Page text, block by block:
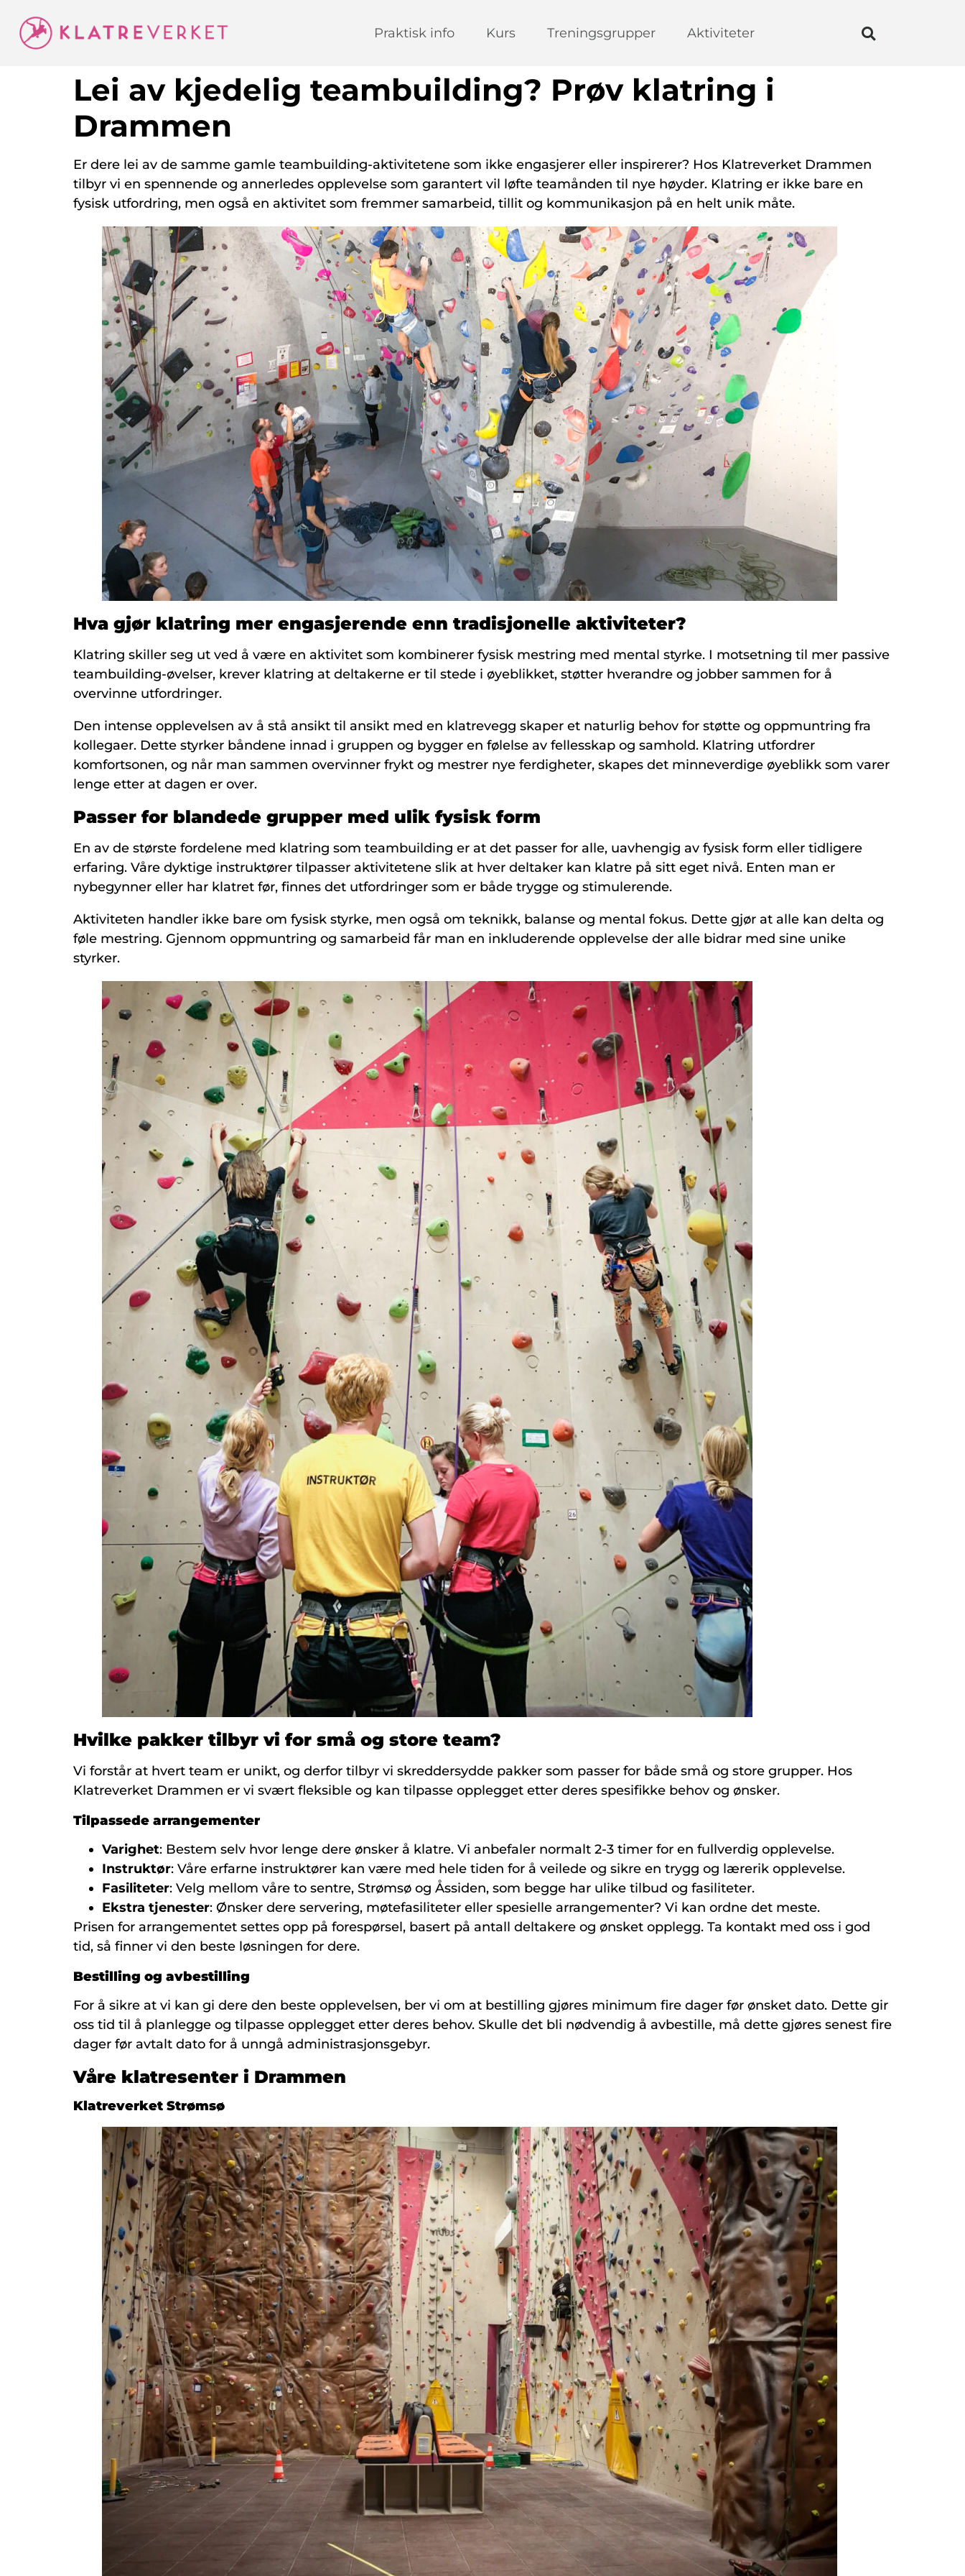
Praktisk info Kurs Treningsgrupper Aktiviteter
Lei av kjedelig teambuilding? Prøv klatring i
Drammen
Er dere lei av de samme gamle teambuilding-aktivitetene som ikke engasjerer eller inspirerer? Hos Klatreverket Drammen
tilbyr vi en spennende og annerledes opplevelse som garantert vil løfte teamånden til nye høyder. Klatring er ikke bare en
fysisk utfordring, men også en aktivitet som fremmer samarbeid, tillit og kommunikasjon på en helt unik måte.
Hva gjør klatring mer engasjerende enn tradisjonelle aktiviteter?
Klatring skiller seg ut ved å være en aktivitet som kombinerer fysisk mestring med mental styrke. I motsetning til mer passive
teambuilding-øvelser, krever klatring at deltakerne er til stede i øyeblikket, støtter hverandre og jobber sammen for å
overvinne utfordringer.
Den intense opplevelsen av å stå ansikt til ansikt med en klatrevegg skaper et naturlig behov for støtte og oppmuntring fra
kollegaer. Dette styrker båndene innad i gruppen og bygger en følelse av fellesskap og samhold. Klatring utfordrer
komfortsonen, og når man sammen overvinner frykt og mestrer nye ferdigheter, skapes det minneverdige øyeblikk som varer
lenge etter at dagen er over.
Passer for blandede grupper med ulik fysisk form
En av de største fordelene med klatring som teambuilding er at det passer for alle, uavhengig av fysisk form eller tidligere
erfaring. Våre dyktige instruktører tilpasser aktivitetene slik at hver deltaker kan klatre på sitt eget nivå. Enten man er
nybegynner eller har klatret før, finnes det utfordringer som er både trygge og stimulerende.
Aktiviteten handler ikke bare om fysisk styrke, men også om teknikk, balanse og mental fokus. Dette gjør at alle kan delta og
føle mestring. Gjennom oppmuntring og samarbeid får man en inkluderende opplevelse der alle bidrar med sine unike
styrker.
Hvilke pakker tilbyr vi for små og store team?
Vi forstår at hvert team er unikt, og derfor tilbyr vi skreddersydde pakker som passer for både små og store grupper. Hos
Klatreverket Drammen er vi svært fleksible og kan tilpasse opplegget etter deres spesifikke behov og ønsker.
Tilpassede arrangementer
Varighet: Bestem selv hvor lenge dere ønsker å klatre. Vi anbefaler normalt 2-3 timer for en fullverdig opplevelse.
Instruktør: Våre erfarne instruktører kan være med hele tiden for å veilede og sikre en trygg og lærerik opplevelse.
Fasiliteter: Velg mellom våre to sentre, Strømsø og Åssiden, som begge har ulike tilbud og fasiliteter.
Ekstra tjenester: Ønsker dere servering, møtefasiliteter eller spesielle arrangementer? Vi kan ordne det meste.
Prisen for arrangementet settes opp på forespørsel, basert på antall deltakere og ønsket opplegg. Ta kontakt med oss i god
tid, så finner vi den beste løsningen for dere.
Bestilling og avbestilling
For å sikre at vi kan gi dere den beste opplevelsen, ber vi om at bestilling gjøres minimum fire dager før ønsket dato. Dette gir
oss tid til å planlegge og tilpasse opplegget etter deres behov. Skulle det bli nødvendig å avbestille, må dette gjøres senest fire
dager før avtalt dato for å unngå administrasjonsgebyr.
Våre klatresenter i Drammen
Klatreverket Strømsø